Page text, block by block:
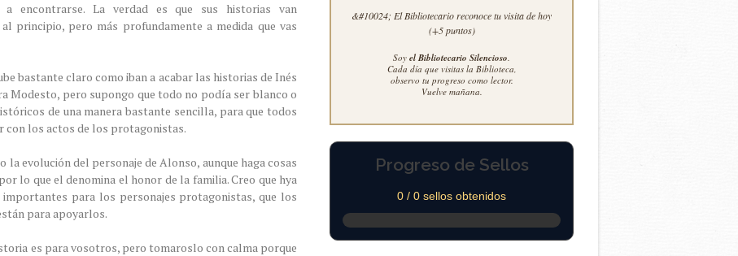
encontrarse. La verdad es que sus historias van
principio, pero más profundamente a medida que vas
bastante claro como iban a acabar las historias de Inés
Modesto, pero supongo que todo no podía ser blanco o
de una manera bastante sencilla, para que todos
con los actos de los protagonistas.
la evolución del personaje de Alonso, aunque haga cosas
lo que el denomina el honor de la familia. Creo que hya
importantes para los personajes protagonistas, que los
para apoyarlos.
es para vosotros, pero tomaroslo con calma porque
&#10024; El Bibliotecario reconoce tu visita de hoy
(+5 puntos)
Soy el Bibliotecario Silencioso.
Cada día que visitas la Biblioteca,
observo tu progreso como lector.
Vuelve mañana.
Progreso de Sellos
0 / 0 sellos obtenidos